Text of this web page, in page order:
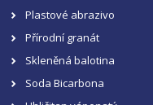
Plastové abrazivo
Přírodní granát
Skleněná balotina
Soda Bicarbona